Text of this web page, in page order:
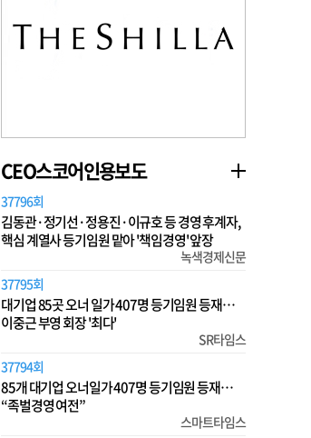
CEO스코어인용보도
37796회
김동관·정기선·정용진·이규호 등 경영 후계자,
핵심 계열사 등기임원 맡아 '책임경영' 앞장
녹색경제신문
37795회
대기업 85곳 오너 일가 407명 등기임원 등재…
이중근 부영 회장 '최다'
SR타임스
37794회
85개 대기업 오너일가 407명 등기임원 등재…
“족벌경영 여전”
스마트타임스